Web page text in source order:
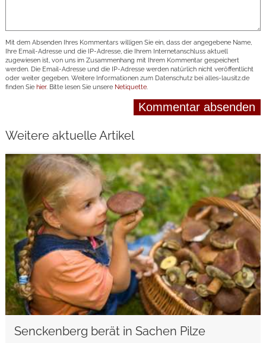
Mit dem Absenden Ihres Kommentars willigen Sie ein, dass der angegebene Name,
Ihre Email-Adresse und die IP-Adresse, die Ihrem Internetanschluss aktuell
zugewiesen ist, von uns im Zusammenhang mit Ihrem Kommentar gespeichert
werden. Die Email-Adresse und die IP-Adresse werden natürlich nicht veröffentlicht
oder weiter gegeben. Weitere Informationen zum Datenschutz bei alles-lausitz.de
finden Sie hier. Bitte lesen Sie unsere Netiquette.
Weitere aktuelle Artikel
Senckenberg berät in Sachen Pilze
weiterlesen